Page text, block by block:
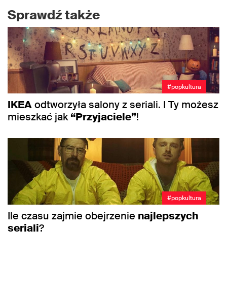
Sprawdź także
#popkultura
IKEAodtworzyła salony z seriali. I Ty możesz
mieszkać jak“Przyjaciele”!
#popkultura
Ile czasu zajmie obejrzenie najlepszych
seriali?